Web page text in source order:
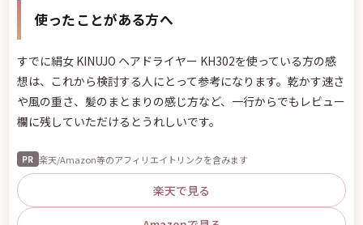
使ったことがある方へ
すでに絹女 KINUJO ヘアドライヤー KH302を使っている方の感
想は、これから検討する人にとって参考になります。乾かす速さ
や風の重さ、髪のまとまりの感じ方など、一行からでもレビュー
欄に残していただけるとうれしいです。
PR 楽天/Amazon等のアフィリエイトリンクを含みます
楽天で見る